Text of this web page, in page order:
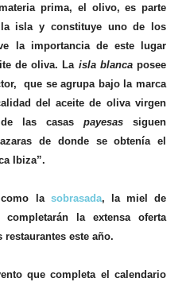
prima, el olivo, es parte
isla y constituye uno de los
la importancia de este lugar
de oliva. La isla blancaposee
que se agrupa bajo la marca
del aceite de oliva virgen
las casas payesassiguen
de donde se obtenía el
Ibiza”.
la sobrasada, la miel de
la extensa oferta
este año.
que completa el calendario